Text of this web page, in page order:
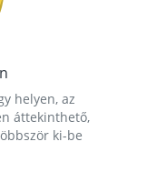
helyen, az
áttekinthető,
ki-be